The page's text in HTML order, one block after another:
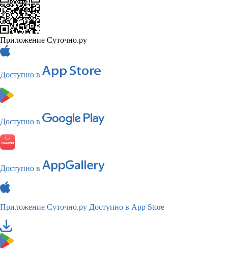
Приложение Суточно.ру
Доступно в
Доступно в
Доступно в
Приложение Суточно.ру Доступно в App Store